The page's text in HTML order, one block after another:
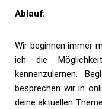
Ablauf:
Wir beginnen immer
ich die
kennenzulernen.
besprechen wir in
deine aktuellen